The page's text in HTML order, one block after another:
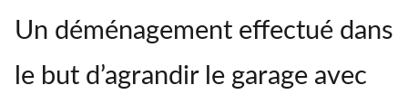
Un déménagement effectué dans
le but d’agrandir le garage avec